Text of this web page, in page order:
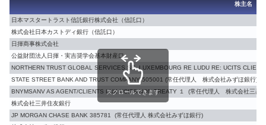
株主名
日本マスタートラスト信託銀行株式会社（信託口）
株式会社日本カストディ銀行（信託口）
日揮商事株式会社
公益財団法人日揮・実吉奨学会基本財産口
NORTHERN TRUST GLOBAL SERVICES SE, LUXEMBOURG RE LUDU RE: UCITS
STATE STREET BANK AND TRUST COMPANY 505001 (常任代理人 株式会社みずほ銀行)
BNYMSANV AS AGENT/CLIENTS LUX UCITS NON TREATY １ (常任代理人 株式会社三菱
株式会社三井住友銀行
JP MORGAN CHASE BANK 385781 (常任代理人 株式会社みずほ銀行)
スクロールできます